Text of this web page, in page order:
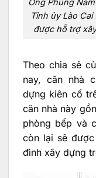
Ông Phùng
Tỉnh ủy Lào
được hỗ trợ
Theo chia sẻ
nay, căn nhà
dựng kiên cố
căn nhà này
phòng bếp và
còn lại sẽ
đình xây dựng